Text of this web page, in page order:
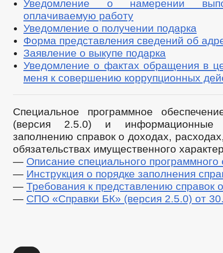
СОВЕТ ПО ПРЕДПРИНИМАТЕЛЬСТВУ
МЕСТНЫЕ НАЛОГИ
СТАТИСТИЧЕСКИЕ ДАННЫЕ
КОМИССИИ
РАБОЧАЯ ГРУППА АНК
РАБОЧАЯ
РАБОЧАЯ ГРУППА ПО ПРОФИЛАКТИКЕ ПРАВОНАРУШЕНИЙ
КОМИССИЯ ПО СПИСАНИЮ ЗАДОЛЖЕННОСТИ ПО ПЛАТЕЖАМ В
ОБЩЕСТВЕННЫЙ СОВЕТ ПО РАССМОТРЕНИЮ ВОПРОСОВ
ИНФОРМАЦИЯ О ЛИЦАХ, ПРОПАВШИХ БЕЗ ВЕСТИ
ТЕКСТЫ
ЦЕЛЕВЫЕ ПРОГРАММЫ
ЗАКУПКА ТОВАРОВ, РАБОТ И УСЛУГ
РЕЕСТР МУНИЦИПАЛЬНОГО ИМУЩЕСТВА
ГО И ЧС _
СОВЕТ ДЕПУТАТОВ
СТРУКТУРА, ПОЛНОМОЧИЯ,
ГРАФИК ПРИЁМА ГРАЖДАН
СВЕДЕНИЯ
СОЦИАЛЬНЫЙ ПРОЕКТ — МУНИЦИПАЛЬНЫЙ
ПРОТИВОДЕЙСТВИЕ КОРРУПЦИИ
НПА
ИНЫЕ АКТЫ В СФЕРЕ
МЕТОДИЧЕСКИЕ МАТЕРИАЛЫ
ФОРМЫ ДОКУМЕНТОВ, СВЯЗАННЫХ
СВЕДЕНИЯ О ДОХОДАХ, РАСХОДАХ, ОБ ИМУЩЕСТВЕ И
КОМИССИЯ ПО СОБЛЮДЕНИЮ ТРЕБОВАНИЙ К СЛУЖЕБНОМУ
ОБРАТНАЯ СВЯЗЬ ДЛЯ СООБЩЕНИЙ О ФАКТАХ КОРРУПЦИИ
Уведомление о намерении
оплачиваемую работу
Уведомление о получении подарка
Форма представления сведений об
Заявление о выкупе подарка
Уведомление о фактах обращения в
меня к совершению коррупционных
Специальное программное
(версия 2.5.0) и информационные
заполнению справок о доходах,
обязательствах имущественного
— Описание специального программного
— Инструкция о порядке заполнения
— Требования к представлению справок
— СПО «Справки БК» (версия 2.5.0) от